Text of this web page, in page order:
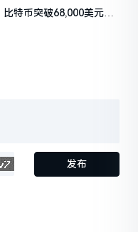
线」
比特币突破68,000美元，
发布